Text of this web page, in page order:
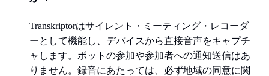
Transkriptorはサイレント・ミーティング・レコーダ
ーとして機能し、デバイスから直接音声をキャプチ
ャします。ボットの参加や参加者への通知送信はあ
りません。録音にあたっては、必ず地域の同意に関